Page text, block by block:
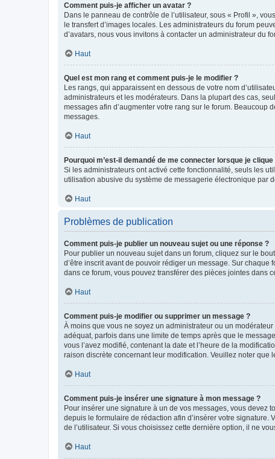
Comment puis-je afficher un avatar ?
Dans le panneau de contrôle de l’utilisateur, sous « Profil »,
le transfert d’images locales. Les administrateurs du forum
d’avatars, nous vous invitons à contacter un administrateur du
Haut
Quel est mon rang et comment puis-je le modifier ?
Les rangs, qui apparaissent en dessous de votre nom
administrateurs et les modérateurs. Dans la plupart des cas,
messages afin d’augmenter votre rang sur le forum.
messages.
Haut
Pourquoi m’est-il demandé de me connecter lorsque je
Si les administrateurs ont activé cette fonctionnalité, seuls les
utilisation abusive du système de messagerie électronique par
Haut
Problèmes de publication
Comment puis-je publier un nouveau sujet ou une réponse ?
Pour publier un nouveau sujet dans un forum, cliquez sur le
d’être inscrit avant de pouvoir rédiger un message. Sur
dans ce forum, vous pouvez transférer des pièces jointes dans
Haut
Comment puis-je modifier ou supprimer un message ?
À moins que vous ne soyez un administrateur ou un
adéquat, parfois dans une limite de temps après que le
vous l’avez modifié, contenant la date et l’heure de la
raison discrète concernant leur modification. Veuillez noter
Haut
Comment puis-je insérer une signature à mon message ?
Pour insérer une signature à un de vos messages, vous devez
depuis le formulaire de rédaction afin d’insérer votre
de l’utilisateur. Si vous choisissez cette dernière option, il ne
Haut